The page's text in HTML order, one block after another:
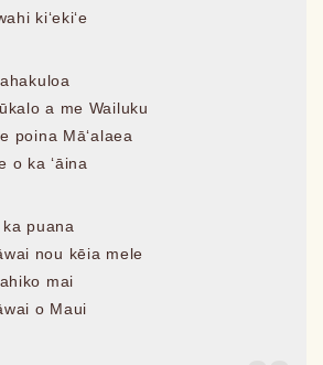
kiʻekiʻe
a me Wailuku
poina Māʻalaea
o ka ʻāina
ka puana
nou kēia mele
mai
o Maui